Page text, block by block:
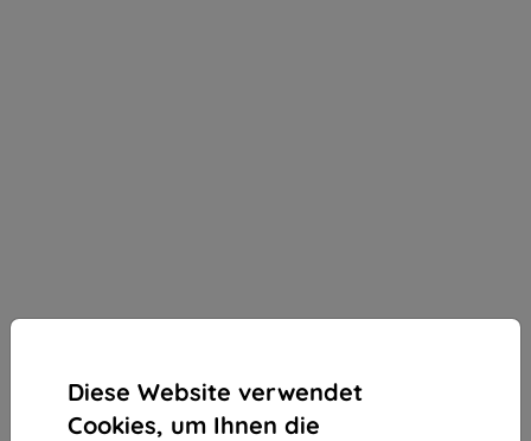
Diese Website verwendet
Cookies, um Ihnen die